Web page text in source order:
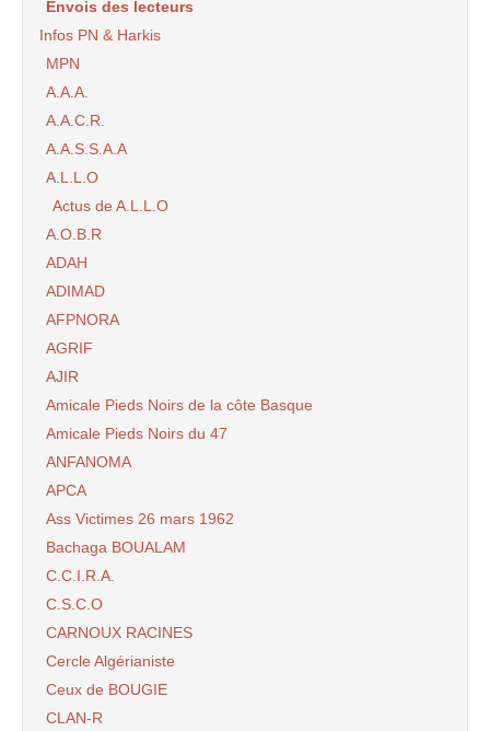
Envois des lecteurs
Infos PN & Harkis
MPN
A.A.A.
A.A.C.R.
A.A.S.S.A.A
A.L.L.O
Actus de A.L.L.O
A.O.B.R
ADAH
ADIMAD
AFPNORA
AGRIF
AJIR
Amicale Pieds Noirs de la côte Basque
Amicale Pieds Noirs du 47
ANFANOMA
APCA
Ass Victimes 26 mars 1962
Bachaga BOUALAM
C.C.I.R.A.
C.S.C.O
CARNOUX RACINES
Cercle Algérianiste
Ceux de BOUGIE
CLAN-R